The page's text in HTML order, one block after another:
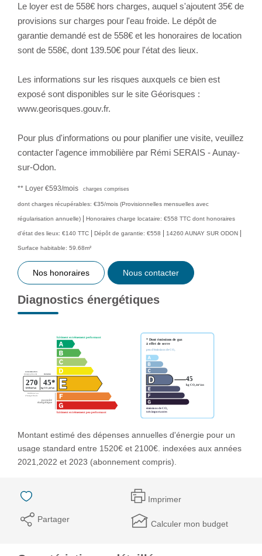
Le loyer est de 558€ hors charges, auquel s'ajoutent 35€ de
provisions sur charges pour l'eau froide. Le dépôt de
garantie demandé est de 558€ et les honoraires de location
sont de 558€, dont 139.50€ pour l'état des lieux.
Les informations sur les risques auxquels ce bien est
exposé sont disponibles sur le site Géorisques :
www.georisques.gouv.fr.
Pour plus d'informations ou pour planifier une visite, veuillez
contacter l'agence immobilière par Rémi SERAIS - Aunay-
sur-Odon.
** Loyer €593/mois charges comprises
dont charges récupérables: €35/mois (Provisionnelles mensuelles avec
régularisation annuelle) | Honoraires charge locataire: €558 TTC dont honoraires
d'état des lieux: €140 TTC | Dépôt de garantie: €558 | 14260 AUNAY SUR ODON |
Surface habitable: 59.68m²
Nos honoraires Nous contacter
Diagnostics énergétiques
Montant estimé des dépenses annuelles d'énergie pour un
usage standard entre 1520€ et 2100€. indexées aux années
2021,2022 et 2023 (abonnement compris).
Imprimer
Partager Calculer mon budget